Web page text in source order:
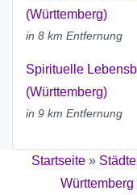
(Württemberg)
in 8 km Entfernung
Spirituelle
(Württemberg)
in 9 km Entfernung
Startseite»
Württemberg